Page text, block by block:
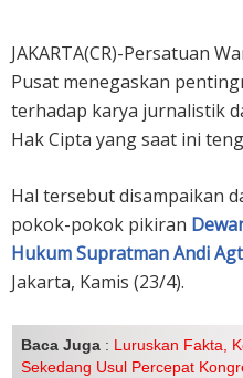
JAKARTA(CR)-Persatuan
Pusat menegaskan
terhadap karya jurnalistik
Hak Cipta yang saat ini
Hal tersebut disampaikan
pokok-pokok pikiran
Hukum Supratman Andi
Jakarta, Kamis (23/4).
Baca Juga : Luruskan Fakta,
Sekedang Usul Percepat